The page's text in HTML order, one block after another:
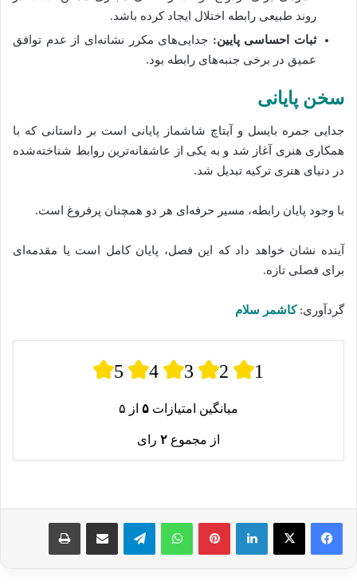
روند طبیعی رابطه اختلال ایجاد کرده باشد.
ثبات احساسی پایین: جدایی‌های مکرر نشانه‌ای از عدم توافق
عمیق در برخی جنبه‌های رابطه بود.
سخن پایانی
جدایی جمره بایسل و آیتاچ شاشماز پایانی است بر داستانی که با
همکاری هنری آغاز شد و به یکی از عاشقانه‌ترین روابط شناخته‌شده
در دنیای هنری ترکیه تبدیل شد.
با وجود پایان رابطه، مسیر حرفه‌ای هر دو همچنان پرفروغ است.
آینده نشان خواهد داد که این فصل، پایان کامل است یا مقدمه‌ای
برای فصلی تازه.
گردآوری:کاشمر سلام
5 4 3 2 1
میانگین امتیازات ۵ از ۵
از مجموع ۲ رای
لینکدین پینترستواتس آپ تلگرام اشتراک گذاری از طریق ایمیل چاپ